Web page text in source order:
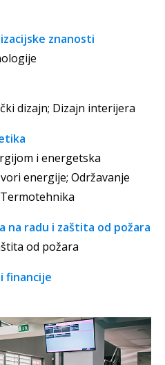
znanosti
dizajn; Dizajn interijera
i energetska
energije; Održavanje
na radu i zaštita od požara
od požara
financije